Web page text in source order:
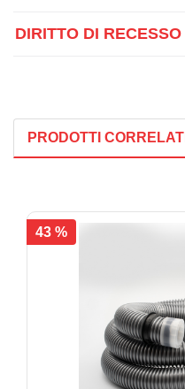
DIRITTO DI RECESSO
PRODOTTI CORRELATI
43 %